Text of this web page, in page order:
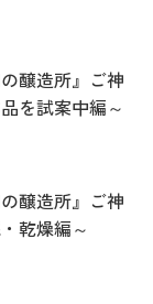
醸造所』ご神
を試案中編～
醸造所』ご神
乾燥編～